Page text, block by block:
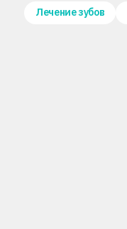
Лечение зубов